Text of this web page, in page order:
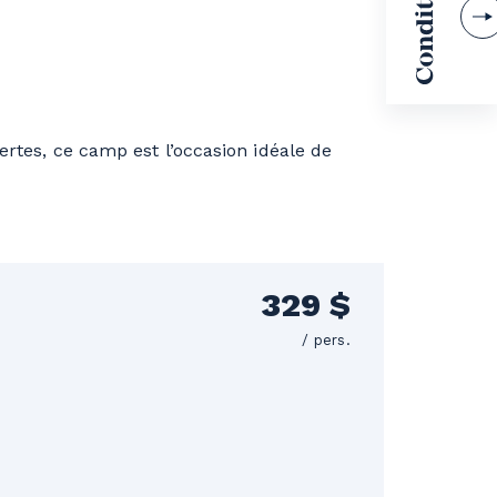
ce camp est l’occasion idéale de
329 $
/ pers.